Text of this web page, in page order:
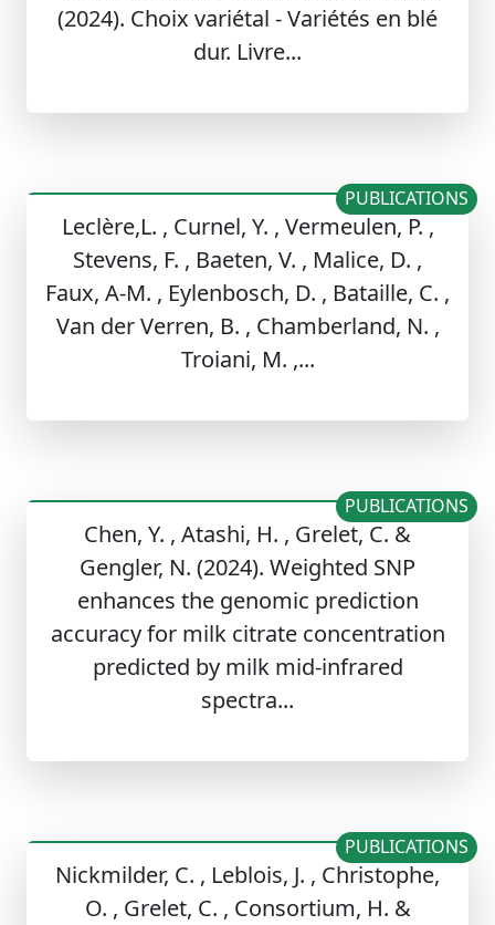
(2024). Choix variétal - Variétés en blé
dur. Livre...
Leclère,L. , Curnel, Y. , Vermeulen, P. ,
Stevens, F. , Baeten, V. , Malice, D. ,
Faux, A-M. , Eylenbosch, D. , Bataille, C. ,
Van der Verren, B. , Chamberland, N. ,
Troiani, M. ,...
PUBLICATIONS
Chen, Y. , Atashi, H. , Grelet, C. &
Gengler, N. (2024). Weighted SNP
enhances the genomic prediction
accuracy for milk citrate concentration
predicted by milk mid-infrared
spectra...
PUBLICATIONS
Nickmilder, C. , Leblois, J. , Christophe,
O. , Grelet, C. , Consortium, H. &
PUBLICATIONS